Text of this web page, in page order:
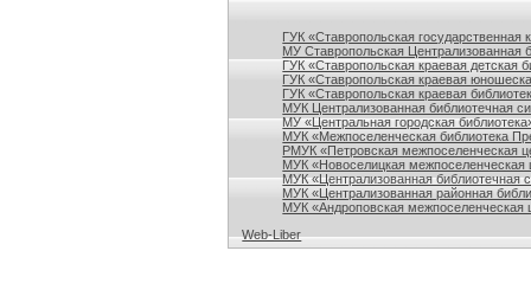
ГУК «Ставропольская
МУ Ставропольская Централизованная
ГУК «Ставропольская краевая детская
ГУК «Ставропольская краевая
ГУК «Ставропольская краевая
МУК Централизованная библиотечная
МУ «Центральная городская
МУК «Межпоселенческая библиотека
РМУК «Петровская межпоселенческая
МУК «Новоселицкая межпоселенческая
МУК «Централизованная библиотечная
МУК «Централизованная районная
МУК «Андроповская межпоселенческая
Web-Liber